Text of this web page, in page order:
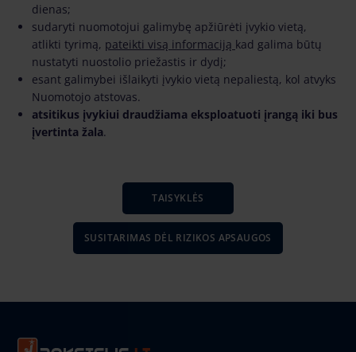
dienas;
sudaryti nuomotojui galimybę apžiūrėti įvykio vietą,
atlikti tyrimą, pateikti visą informaciją kad galima būtų
nustatyti nuostolio priežastis ir dydį;
esant galimybei išlaikyti įvykio vietą nepaliestą, kol atvyks
Nuomotojo atstovas.
atsitikus įvykiui draudžiama eksploatuoti įrangą iki bus
įvertinta žala.
TAISYKLĖS
SUSITARIMAS DĖL RIZIKOS APSAUGOS